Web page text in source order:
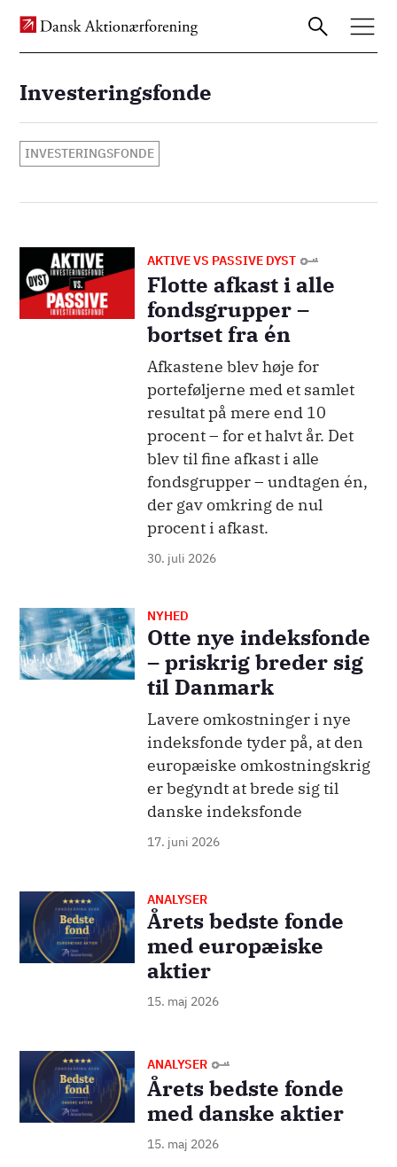
Gå
til
Investeringsfonde
INVESTERINGSFONDE
Billede AKTIVE VS PASSIVE DYST
Flotte afkast i alle
fondsgrupper –
bortset fra én
Afkastene blev høje for
porteføljerne med et samlet
resultat på mere end 10
procent – for et halvt år. Det
blev til fine afkast i alle
fondsgrupper – undtagen én,
der gav omkring de nul
procent i afkast.
30. juli 2026
Billede NYHED
Otte nye indeksfonde
– priskrig breder sig
til Danmark
Lavere omkostninger i nye
indeksfonde tyder på, at den
europæiske omkostningskrig
er begyndt at brede sig til
danske indeksfonde
17. juni 2026
Billede ANALYSER
Årets bedste fonde
med europæiske
aktier
15. maj 2026
Billede ANALYSER
Årets bedste fonde
med danske aktier
15. maj 2026